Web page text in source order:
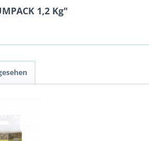
1,2 Kg"